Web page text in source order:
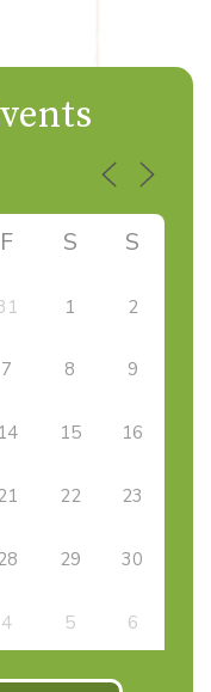
F S S
1 2
7 8 9
14 15 16
22 23
29 30
4 5 6